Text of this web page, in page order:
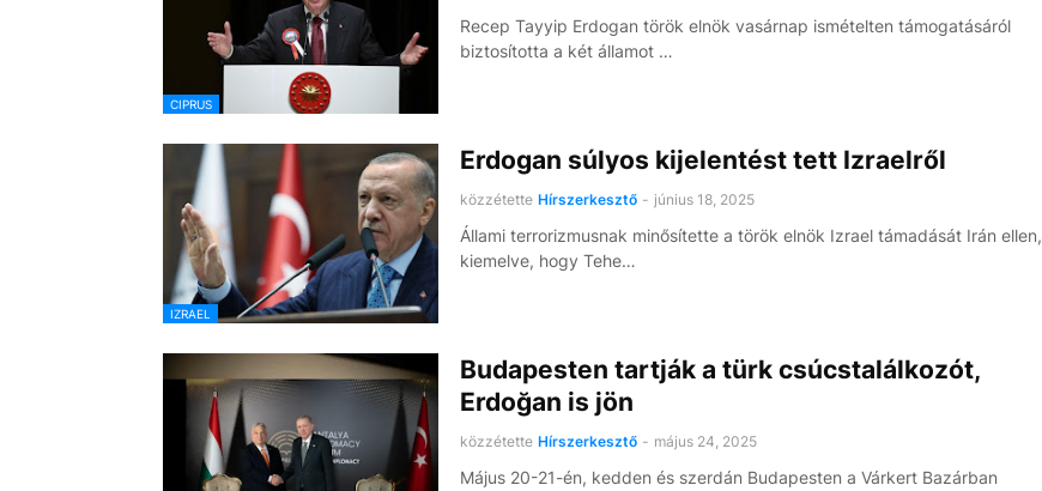
CIPRUS
Recep Tayyip Erdogan török elnök vasárnap ismételten támogatásáról
biztosította a két államot …
IZRAEL
Erdogan súlyos kijelentést tett Izraelről
közzétette Hírszerkesztő - június 18, 2025
Állami terrorizmusnak minősítette a török elnök Izrael támadását Irán ellen,
kiemelve, hogy Tehe…
Budapesten tartják a türk csúcstalálkozót,
Erdoğan is jön
közzétette Hírszerkesztő - május 24, 2025
Május 20-21-én, kedden és szerdán Budapesten a Várkert Bazárban